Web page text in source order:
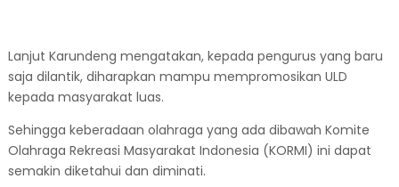
Lanjut Karundeng mengatakan, kepada pengurus yang baru
saja dilantik, diharapkan mampu mempromosikan ULD
kepada masyarakat luas.
Sehingga keberadaan olahraga yang ada dibawah Komite
Olahraga Rekreasi Masyarakat Indonesia (KORMI) ini dapat
semakin diketahui dan diminati.